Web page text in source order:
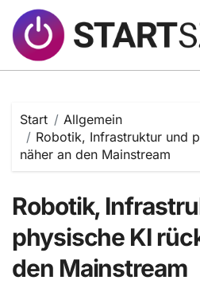
Inhalt
springen
Start
Allgemein
Robotik, Infrastruktur und
näher an den Mainstream
Robotik,
physische KI
den Mainstream